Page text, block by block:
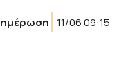
11/06 09:15